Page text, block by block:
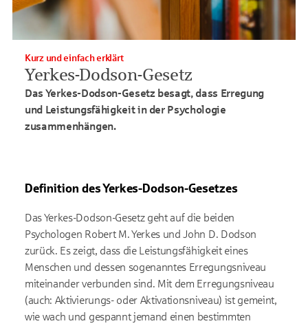
Yerkes-Dodson-Gesetz
Kurz und einfach erklärt
Das Yerkes-Dodson-Gesetz besagt, dass Erregung
und Leistungsfähigkeit in der Psychologie
zusammenhängen.
Definition des Yerkes-Dodson-Gesetzes
Das Yerkes-Dodson-Gesetz geht auf die beiden
Psychologen Robert M. Yerkes und John D. Dodson
zurück. Es zeigt, dass die Leistungsfähigkeit eines
Menschen und dessen sogenanntes Erregungsniveau
miteinander verbunden sind. Mit dem Erregungsniveau
(auch: Aktivierungs- oder Aktivationsniveau) ist gemeint,
wie wach und gespannt jemand einen bestimmten